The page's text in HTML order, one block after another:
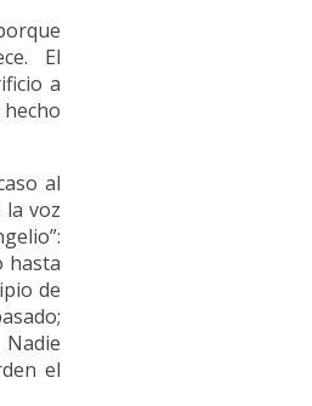
El
a
al
voz
hasta
de
el